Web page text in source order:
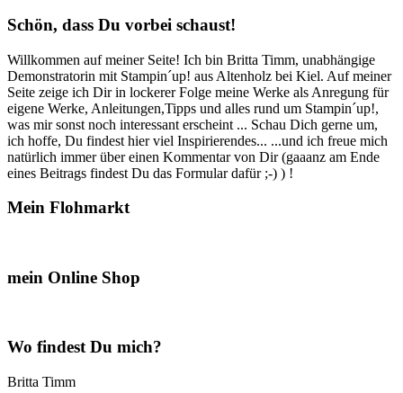
Tag…“
Schön, dass Du vorbei schaust!
Willkommen auf meiner Seite! Ich bin Britta Timm, unabhängige
Demonstratorin mit Stampin´up! aus Altenholz bei Kiel. Auf meiner
Seite zeige ich Dir in lockerer Folge meine Werke als Anregung für
eigene Werke, Anleitungen,Tipps und alles rund um Stampin´up!,
was mir sonst noch interessant erscheint ... Schau Dich gerne um,
ich hoffe, Du findest hier viel Inspirierendes... ...und ich freue mich
natürlich immer über einen Kommentar von Dir (gaaanz am Ende
eines Beitrags findest Du das Formular dafür ;-) ) !
Mein Flohmarkt
mein Online Shop
Wo findest Du mich?
Britta Timm